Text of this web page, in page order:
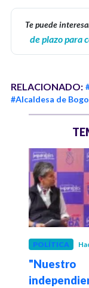
Te puede
de plazo para
RELACIONADO:
#Alcaldesa de
POLÍTICA